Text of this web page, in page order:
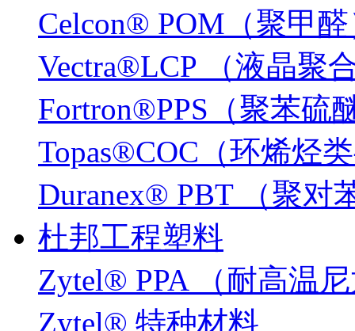
Celcon® POM（聚甲
Vectra®LCP （液晶聚
Fortron®PPS（聚苯硫
Topas®COC（环烯烃
Duranex® PBT （聚对
杜邦工程塑料
Zytel® PPA （耐高温
Zytel® 特种材料